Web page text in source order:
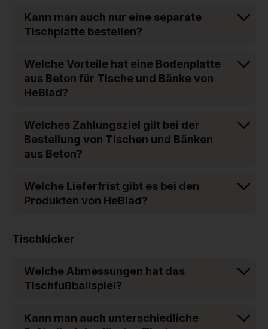
Kann man auch nur eine separate
Tischplatte bestellen?
Welche Vorteile hat eine Bodenplatte
aus Beton für Tische und Bänke von
HeBlad?
Welches Zahlungsziel gilt bei der
Bestellung von Tischen und Bänken
aus Beton?
Welche Lieferfrist gibt es bei den
Produkten von HeBlad?
Tischkicker
Welche Abmessungen hat das
Tischfußballspiel?
Kann man auch unterschiedliche